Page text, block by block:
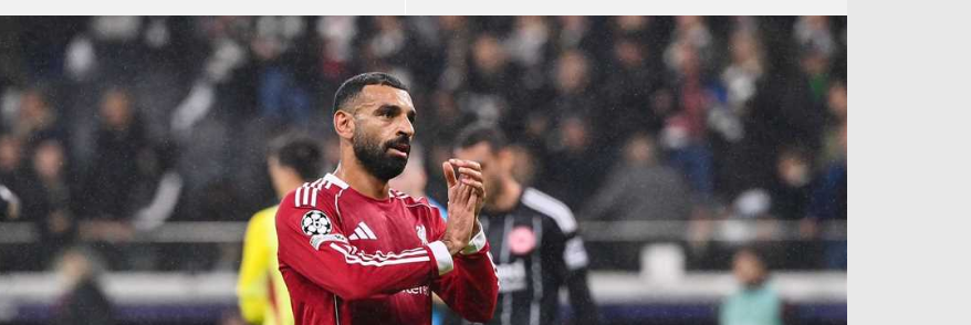
آراء حرة
ركن الألعاب
الدوري السعودي للمحترفين
دوري أبطال أوروبا
دوري أبطال إفريقيا
كل البطولات
دوري أبطال أوروبا
القسم الثاني
رياضات أخرى
آسيا
ركن الألعاب